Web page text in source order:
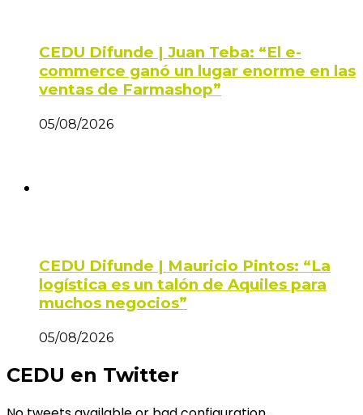
CEDU Difunde | Juan Teba: “El e-
commerce ganó un lugar enorme en las
ventas de Farmashop”
05/08/2026
CEDU Difunde | Mauricio Pintos: “La
logística es un talón de Aquiles para
muchos negocios”
05/08/2026
CEDU en Twitter